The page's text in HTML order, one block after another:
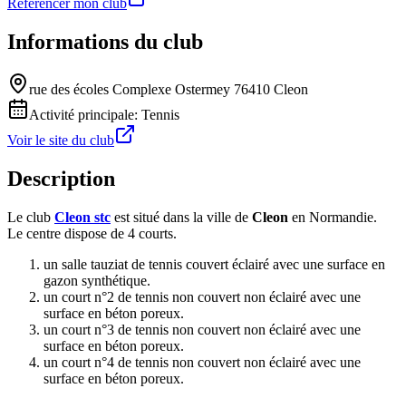
Référencer mon club
Informations du club
rue des écoles Complexe Ostermey 76410 Cleon
Activité principale: Tennis
Voir le site du club
Description
Le club Cleon stc est situé dans la ville de Cleon en Normandie.
Le centre dispose de 4 courts.
un salle tauziat de tennis couvert éclairé avec une surface en
gazon synthétique.
un court n°2 de tennis non couvert non éclairé avec une
surface en béton poreux.
un court n°3 de tennis non couvert non éclairé avec une
surface en béton poreux.
un court n°4 de tennis non couvert non éclairé avec une
surface en béton poreux.